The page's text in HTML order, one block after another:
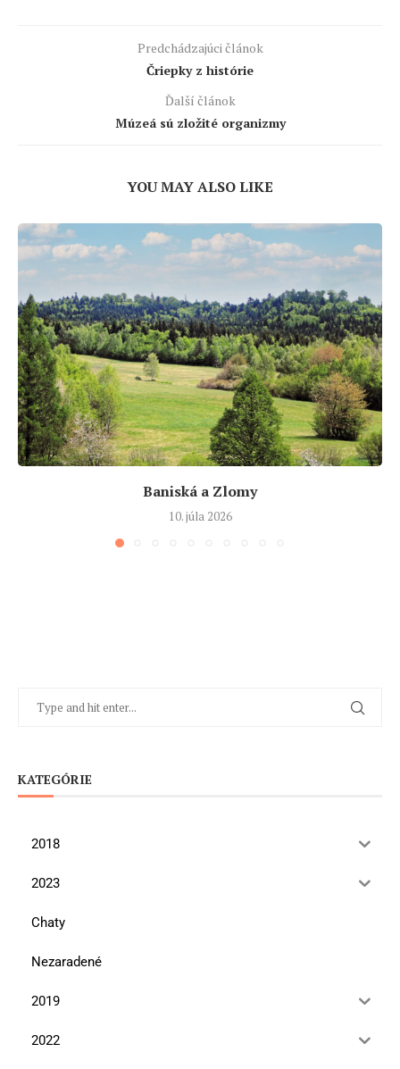
Predchádzajúci článok
Čriepky z histórie
Ďalší článok
Múzeá sú zložité organizmy
YOU MAY ALSO LIKE
Baniská a Zlomy
10. júla 2026
KATEGÓRIE
2018
2023
Chaty
Nezaradené
2019
2022